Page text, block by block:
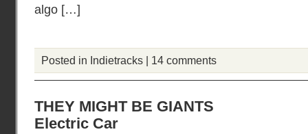
algo […]
Posted in Indietracks | 14 comments
THEY MIGHT BE GIANTS
Electric Car